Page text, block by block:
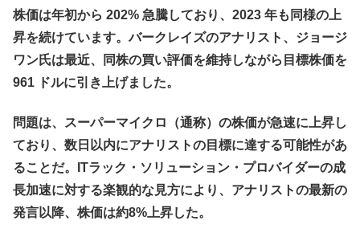
株価は年初から 202% 急騰しており、2023 年も同様の上
昇を続けています。バークレイズのアナリスト、ジョージ
ワン氏は最近、同株の買い評価を維持しながら目標株価を
961 ドルに引き上げました。
問題は、スーパーマイクロ（通称）の株価が急速に上昇し
ており、数日以内にアナリストの目標に達する可能性があ
ることだ。ITラック・ソリューション・プロバイダーの成
長加速に対する楽観的な見方により、アナリストの最新の
発言以降、株価は約8%上昇した。